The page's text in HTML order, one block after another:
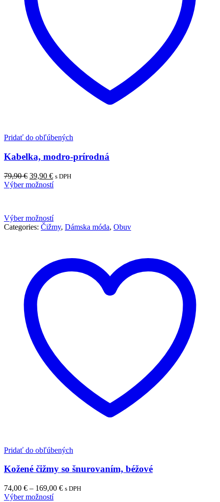
Pridať do obľúbených
Kabelka, modro-prírodná
79,90€ 39,90 € s DPH
Výber možností
Výber možností
Categories: Čižmy, Dámska móda, Obuv
Pridať do obľúbených
Kožené čižmy so šnurovaním, béžové
74,00 € – 169,00 € s DPH
Výber možností